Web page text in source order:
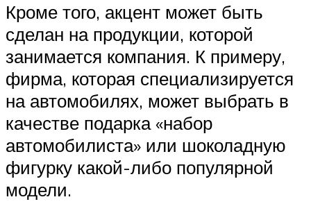
Кроме того, акцент может быть
сделан на продукции, которой
занимается компания. К примеру,
фирма, которая специализируется
на автомобилях, может выбрать в
качестве подарка «набор
автомобилиста» или шоколадную
фигурку какой-либо популярной
модели.